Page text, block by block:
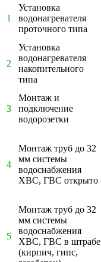
1
Установка
водонагревателя
проточного типа
2
Установка
водонагревателя
накопительного
типа
3
Монтаж и
подключение
водорозетки
4
Монтаж труб до 32
мм системы
водоснабжения
ХВС, ГВС открыто
5
Монтаж труб до 32
мм системы
водоснабжения
ХВС, ГВС в штрабе
(кирпич, гипс,